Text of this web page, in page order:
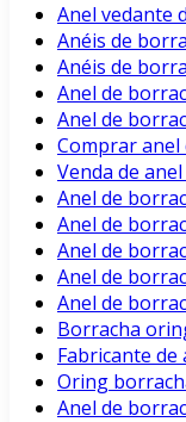
Anel vedante
Anéis de
Anéis de
Anel de
Anel de
Comprar
Venda de
Anel de
Anel de
Anel de
Anel de
Anel de
Borracha
Fabricante
Oring
Anel de